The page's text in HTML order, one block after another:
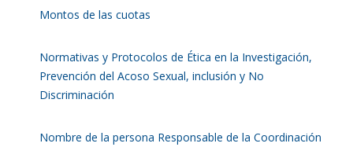
Montos de las cuotas
Normativas y Protocolos de Ética en la Investigación,
Prevención del Acoso Sexual, inclusión y No
Discriminación
Nombre de la persona Responsable de la Coordinación